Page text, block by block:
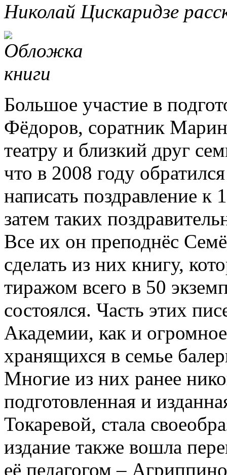
Николай Цискаридзе
Большое участие в
Фёдоров, соратник
театру и близкий друг
что в 2008 году
написать поздравление
затем таких
Все их он преподнёс
сделать из них книгу,
тиражом всего в 50
состоялся. Часть этих
Академии, как и
хранящихся в семье
Многие из них ранее
подготовленная и
Токаревой, стала
издание также вошла
её педагогом –